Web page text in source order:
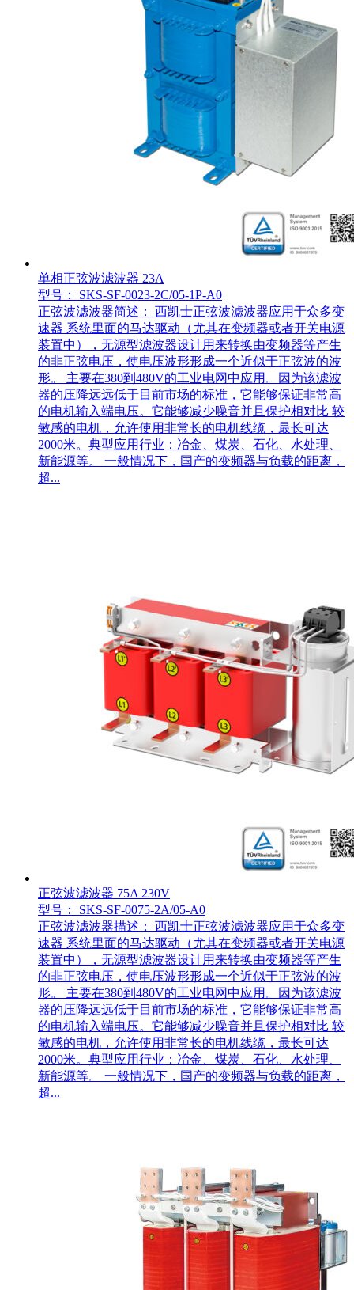
单相正弦波滤波器 23A
型号： SKS-SF-0023-2C/05-1P-A0
正弦波滤波器简述： 西凯士正弦波滤波器应用于众多变
速器 系统里面的马达驱动（尤其在变频器或者开关电源
装置中），无源型滤波器设计用来转换由变频器等产生
的非正弦电压，使电压波形形成一个近似于正弦波的波
形。 主要在380到480V的工业电网中应用。因为该滤波
器的压降远远低于目前市场的标准，它能够保证非常高
的电机输入端电压。它能够减少噪音并且保护相对比 较
敏感的电机，允许使用非常长的电机线缆，最长可达
2000米。典型应用行业：冶金、煤炭、石化、水处理、
新能源等。 一般情况下，国产的变频器与负载的距离，
超...
正弦波滤波器 75A 230V
型号： SKS-SF-0075-2A/05-A0
正弦波滤波器描述： 西凯士正弦波滤波器应用于众多变
速器 系统里面的马达驱动（尤其在变频器或者开关电源
装置中），无源型滤波器设计用来转换由变频器等产生
的非正弦电压，使电压波形形成一个近似于正弦波的波
形。 主要在380到480V的工业电网中应用。因为该滤波
器的压降远远低于目前市场的标准，它能够保证非常高
的电机输入端电压。它能够减少噪音并且保护相对比 较
敏感的电机，允许使用非常长的电机线缆，最长可达
2000米。典型应用行业：冶金、煤炭、石化、水处理、
新能源等。 一般情况下，国产的变频器与负载的距离，
超...